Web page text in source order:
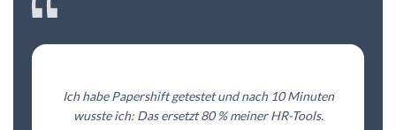
Ich habe Papershift getestet und nach 10 Minuten
wusste ich: Das ersetzt 80 % meiner HR-Tools.